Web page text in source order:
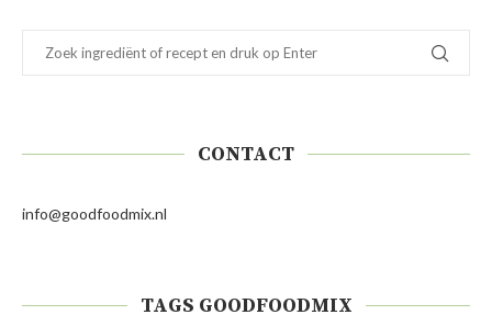
CONTACT
info@goodfoodmix.nl
TAGS GOODFOODMIX